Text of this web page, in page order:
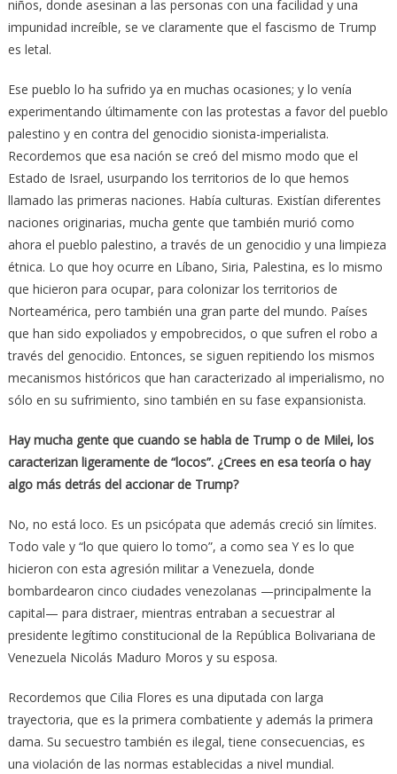
niños, donde asesinan a las personas con una facilidad y una
impunidad increíble, se ve claramente que el fascismo de Trump
es letal.
Ese pueblo lo ha sufrido ya en muchas ocasiones; y lo venía
experimentando últimamente con las protestas a favor del pueblo
palestino y en contra del genocidio sionista-imperialista.
Recordemos que esa nación se creó del mismo modo que el
Estado de Israel, usurpando los territorios de lo que hemos
llamado las primeras naciones. Había culturas. Existían diferentes
naciones originarias, mucha gente que también murió como
ahora el pueblo palestino, a través de un genocidio y una limpieza
étnica. Lo que hoy ocurre en Líbano, Siria, Palestina, es lo mismo
que hicieron para ocupar, para colonizar los territorios de
Norteamérica, pero también una gran parte del mundo. Países
que han sido expoliados y empobrecidos, o que sufren el robo a
través del genocidio. Entonces, se siguen repitiendo los mismos
mecanismos históricos que han caracterizado al imperialismo, no
sólo en su sufrimiento, sino también en su fase expansionista.
Hay mucha gente que cuando se habla de Trump o de Milei, los
caracterizan ligeramente de “locos”. ¿Crees en esa teoría o hay
algo más detrás del accionar de Trump?
No, no está loco. Es un psicópata que además creció sin límites.
Todo vale y “lo que quiero lo tomo”, a como sea Y es lo que
hicieron con esta agresión militar a Venezuela, donde
bombardearon cinco ciudades venezolanas —principalmente la
capital— para distraer, mientras entraban a secuestrar al
presidente legítimo constitucional de la República Bolivariana de
Venezuela Nicolás Maduro Moros y su esposa.
Recordemos que Cilia Flores es una diputada con larga
trayectoria, que es la primera combatiente y además la primera
dama. Su secuestro también es ilegal, tiene consecuencias, es
una violación de las normas establecidas a nivel mundial.